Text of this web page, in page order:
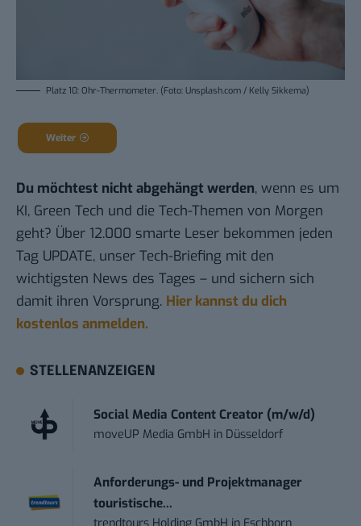
Platz 10: Ohr-Thermometer. (Foto: Unsplash.com / Kelly Sikkema)
Weiter
Du möchtest nicht abgehängt werden, wenn es um
KI, Green Tech und die Tech-Themen von Morgen
geht? Über 12.000 smarte Leser bekommen jeden
Tag UPDATE, unser Tech-Briefing mit den
wichtigsten News des Tages – und sichern sich
damit ihren Vorsprung. Hier kannst du dich
kostenlos anmelden.
STELLENANZEIGEN
Social Media Content Creator (m/w/d)
moveUP Media GmbH in Düsseldorf
Anforderungs- und Projektmanager
touristische...